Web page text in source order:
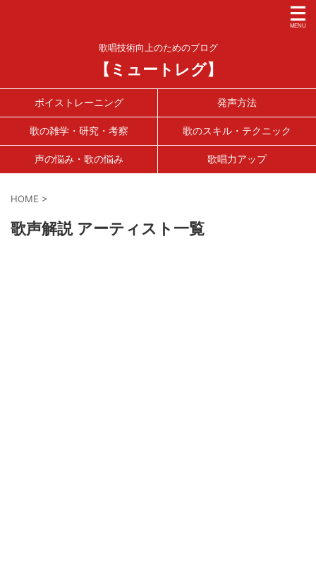
歌唱技術向上のためのブログ
【ミュートレグ】
ボイストレーニング 発声方法
歌の雑学・研究・考察 歌のスキル・テクニック
声の悩み・歌の悩み 歌唱力アップ
HOME >
歌声解説 アーティスト一覧